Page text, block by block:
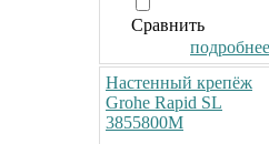
Сравнить
Настенный крепёж
Grohe Rapid SL
3855800M